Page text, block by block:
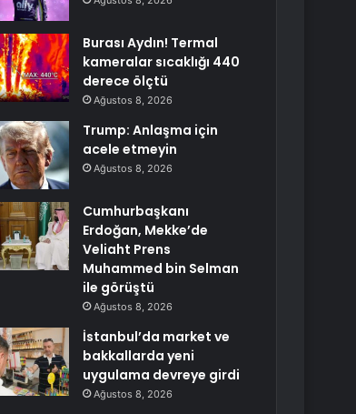
Burası Aydın! Termal
kameralar sıcaklığı 440
derece ölçtü
Ağustos 8, 2026
Trump: Anlaşma için
acele etmeyin
Ağustos 8, 2026
Cumhurbaşkanı
Erdoğan, Mekke’de
Veliaht Prens
Muhammed bin Selman
ile görüştü
Ağustos 8, 2026
İstanbul’da market ve
bakkallarda yeni
uygulama devreye girdi
Ağustos 8, 2026